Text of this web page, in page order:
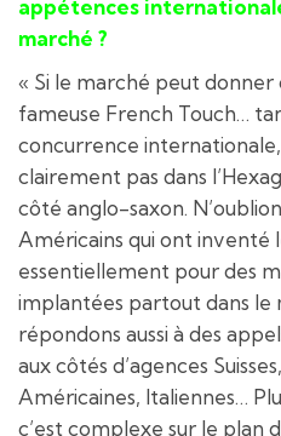
appétences
marché ?
« Si le marché peut donner
fameuse French Touch…
concurrence internationale,
clairement pas dans
côté anglo-saxon.
Américains qui ont inventé
essentiellement pour des
implantées partout dans le
répondons aussi à des
aux côtés d’agences
Américaines, Italiennes…
c’est complexe sur le plan